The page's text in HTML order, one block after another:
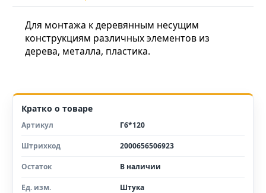
Для монтажа к деревянным несущим
конструкциям различных элементов из
дерева, металла, пластика.
Кратко о товаре
Артикул Г6*120
Штрихкод 2000656506923
Остаток В наличии
Ед. изм. Штука